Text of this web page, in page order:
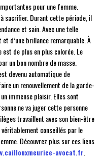
pour une femme.
sacrifier. Durant cette période, il
et sain. Avec une telle
d’une brillance remarquable. À
est de plus en plus colorée. Le
un bon nombre de masse.
devenu automatique de
un renouvellement de la garde-
immense plaisir. Elles sont
ne va juger cette personne
travaillent avec son bien-être
conseillés par le
Découvrez plus sur ces liens
avocat.fr